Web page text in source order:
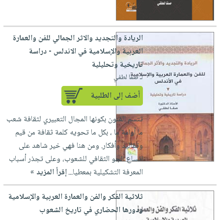
أطفال
مناسبات
فيديوهات
أسئلة
طرحها
خدمات
نيل
كتابك
تواصل
معنا
التسوق
نشرة
الإصدارات
الريادة والتجديد والاثر الجمالي للفن والعمارة
العربية والإسلامية في الاندلس - دراسة
تاريخية وتحليلية
لـ صفا لطفي
أضف إلى الطلبية
تتسم الفنون بكونها المجال التعبيري لثقافة شعب
ما أوامة ما ، بكل ما تحويه كلمة ثقافة من قيم
وتقاليد وأفكار. ومن هنا فهي خير شاهد على
اتساع الجو الثقافي للشعوب، وعلى تجذر أسباب
المعرفة التشكيلية بمعطيا...إقرأ المزيد »
ثلاثية الفكر والفن والعمارة العربية والإسلامية
ودورها الحضاري في تاريخ الشعوب